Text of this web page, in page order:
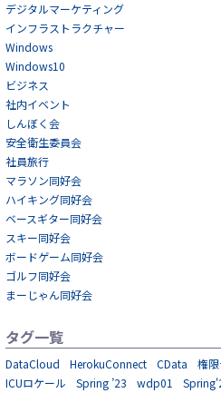
デジタルマーケティング
インフラストラクチャー
Windows
Windows10
ビジネス
社内イベント
しんぼく会
安全衛生委員会
社員旅行
マラソン同好会
ハイキング同好会
ベースギター同好会
スキー同好会
ボードゲーム同好会
ゴルフ同好会
まーじゃん同好会
タグ一覧
DataCloud HerokuConnect CData 権
ICUロケール
Spring ’23 wdp01